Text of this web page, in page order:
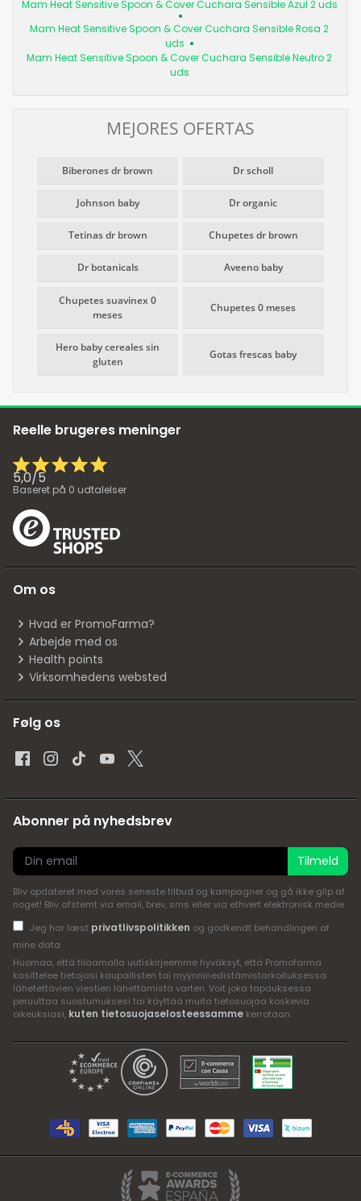
Mam Heat Sensitive Spoon & Cover Cuchara Sensible Azul 2 uds
Mam Heat Sensitive Spoon & Cover Cuchara Sensible Rosa 2
uds
Mam Heat Sensitive Spoon & Cover Cuchara Sensible Neutro 2
uds
MEJORES OFERTAS
Biberones dr brown Dr scholl
Johnson baby Dr organic
Tetinas dr brown Chupetes dr brown
Dr botanicals Aveeno baby
Chupetes suavinex 0
meses
Chupetes 0 meses
Hero baby cereales sin
gluten
Gotas frescas baby
Reelle brugeres meninger
5,0/5
Baseret på 0 udtalelser
Om os
Hvad er PromoFarma?
Arbejde med os
Health points
Virksomhedens websted
Følg os
Abonner på nyhedsbrev
Tilmeld
Bliv opdateret med vores seneste tilbud og kampagner og gå ikke glip af
noget! Bliv afstemt via email, brev, sms eller via ethvert elektronisk medie
Jeg har læst privatlivspolitikken og godkendt behandlingen af
mine data
Huomaa, että tilaamalla uutiskirjeemme hyväksyt, että Promofarma
käsittelee tietojasi kaupallisten tai myynninedistämistarkoituksessa
lähetettävien viestien lähettämistä varten. Voit joka tapauksessa
peruuttaa suostumuksesi tai käyttää muita tietosuojaa koskevia
oikeuksiasi, kuten tietosuojaselosteessamme kerrotaan.